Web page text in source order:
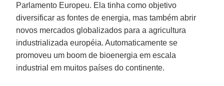
Parlamento Europeu. Ela tinha como objetivo
diversificar as fontes de energia, mas também abrir
novos mercados globalizados para a agricultura
industrializada européia. Automaticamente se
promoveu um boom de bioenergia em escala
industrial em muitos países do continente.